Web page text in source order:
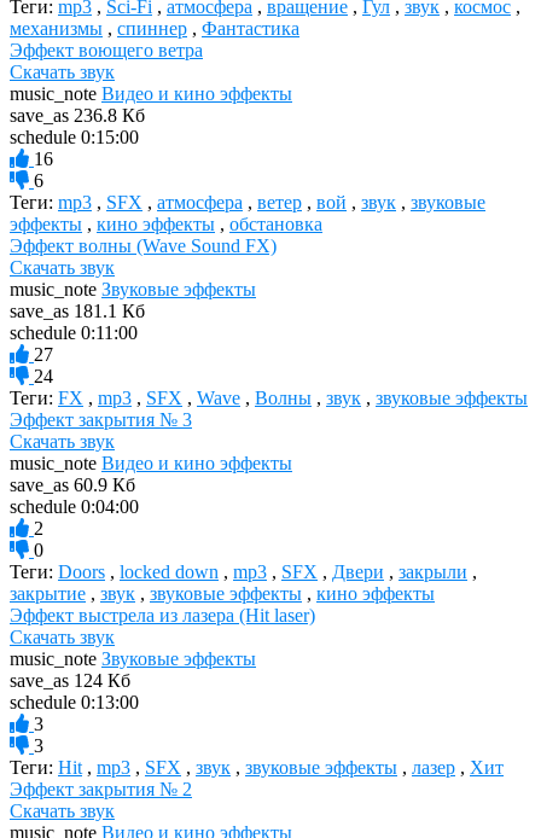
Теги: mp3 , Sci-Fi , атмосфера , вращение , Гул , звук , космос ,
механизмы , спиннер , Фантастика
Эффект воющего ветра
Скачать звук
music_note Видео и кино эффекты
save_as 236.8 Кб
schedule 0:15:00
16
6
Теги: mp3 , SFX , атмосфера , ветер , вой , звук , звуковые
эффекты , кино эффекты , обстановка
Эффект волны (Wave Sound FX)
Скачать звук
music_note Звуковые эффекты
save_as 181.1 Кб
schedule 0:11:00
27
24
Теги: FX , mp3 , SFX , Wave , Волны , звук , звуковые эффекты
Эффект закрытия № 3
Скачать звук
music_note Видео и кино эффекты
save_as 60.9 Кб
schedule 0:04:00
2
0
Теги: Doors , locked down , mp3 , SFX , Двери , закрыли ,
закрытие , звук , звуковые эффекты , кино эффекты
Эффект выстрела из лазера (Hit laser)
Скачать звук
music_note Звуковые эффекты
save_as 124 Кб
schedule 0:13:00
3
3
Теги: Hit , mp3 , SFX , звук , звуковые эффекты , лазер , Хит
Эффект закрытия № 2
Скачать звук
music_note Видео и кино эффекты